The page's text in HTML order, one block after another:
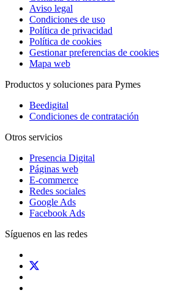
Aviso legal
Condiciones de uso
Política de privacidad
Política de cookies
Gestionar preferencias de cookies
Mapa web
Productos y soluciones para Pymes
Beedigital
Condiciones de contratación
Otros servicios
Presencia Digital
Páginas web
E-commerce
Redes sociales
Google Ads
Facebook Ads
Síguenos en las redes